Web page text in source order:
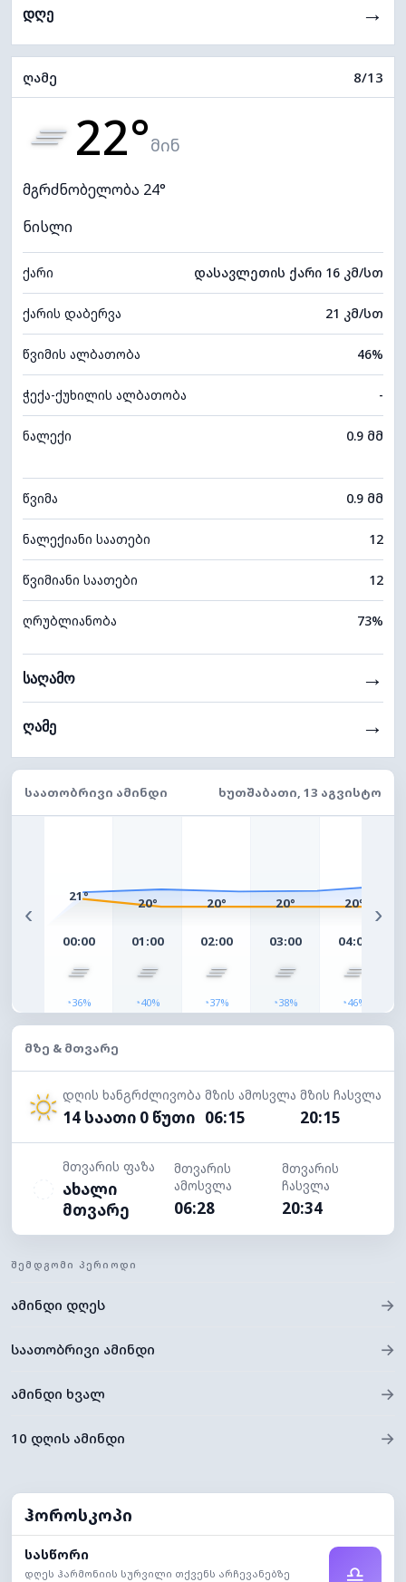
დღე →
ღამე 8/13
22°მინ
მგრძნობელობა 24°
ნისლი
ქარი დასავლეთის ქარი 16 კმ/სთ
ქარის დაბერვა 21 კმ/სთ
წვიმის ალბათობა 46%
ჭექა-ქუხილის ალბათობა -
ნალექი 0.9 მმ
წვიმა 0.9 მმ
ნალექიანი საათები 12
წვიმიანი საათები 12
ღრუბლიანობა 73%
საღამო →
ღამე →
ᲡᲐᲐᲗᲝᲑᲠᲘᲕᲘ ᲐᲛᲘᲜᲓᲘ ᲮᲣᲗᲨᲐᲑᲐᲗᲘ, 13 ᲐᲒᲕᲘᲡᲢᲝ
‹
21°
00:00
◔36%
20°
01:00
◔40%
20°
02:00
◔37%
20°
03:00
◔38%
20°
04:00
◔46%
›
ᲛᲖᲔ & ᲛᲗᲕᲐᲠᲔ
დღის ხანგრძლივობა
14 საათი 0 წუთი
მზის ამოსვლა
06:15
მზის ჩასვლა
20:15
მთვარის ფაზა
ახალი
მთვარე
მთვარის
ამოსვლა
06:28
მთვარის
ჩასვლა
20:34
ᲨᲔᲛᲓᲒᲝᲛᲘ ᲞᲔᲠᲘᲝᲓᲘ
ამინდი დღეს →
საათობრივი ამინდი →
ამინდი ხვალ →
10 დღის ამინდი →
ჰოროსკოპი
სასწორი
დღეს ჰარმონიის სურვილი თქვენს არჩევანებზე
♎